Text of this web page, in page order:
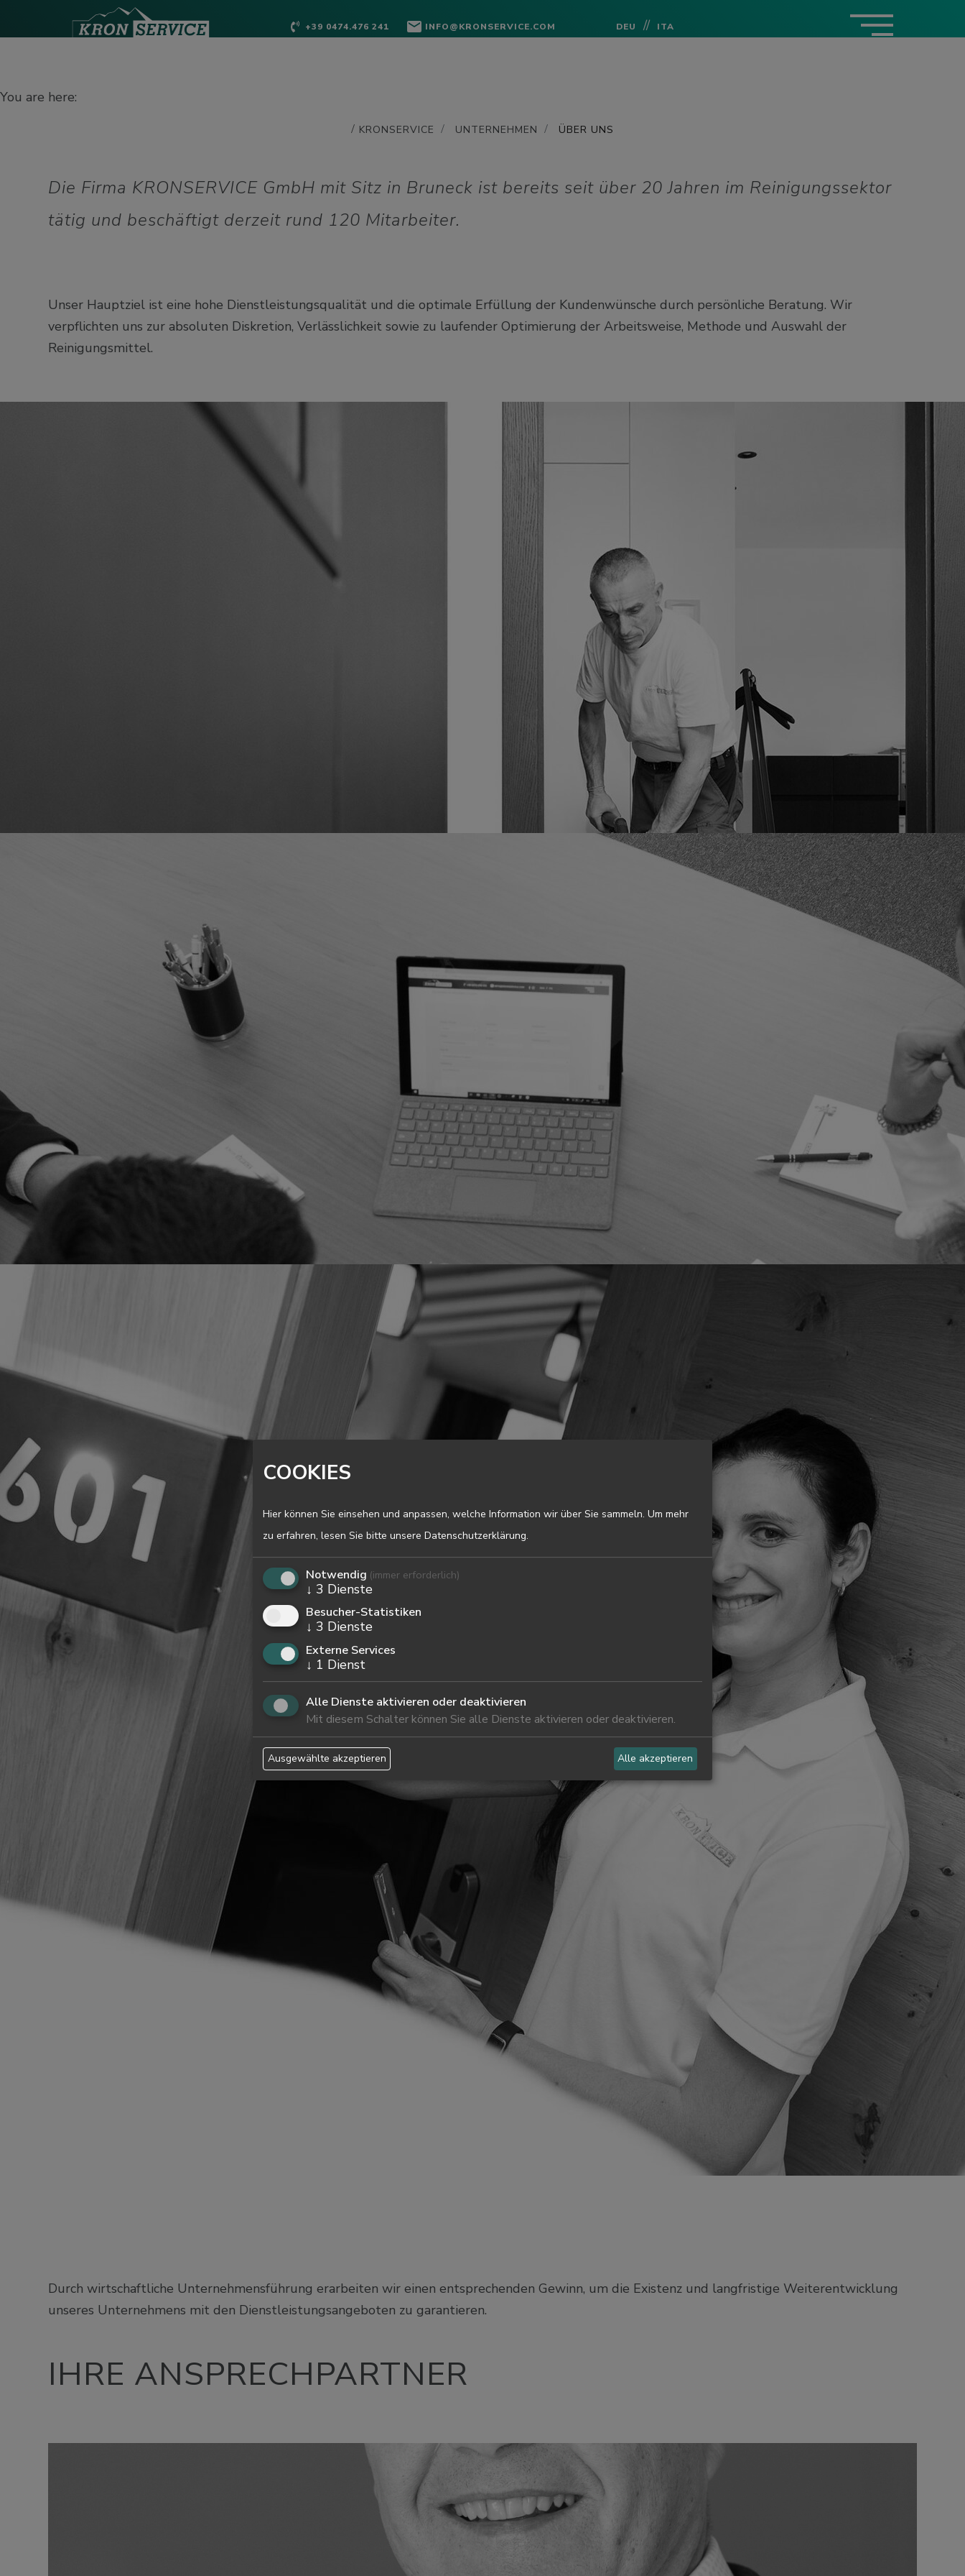
+39 0474.476 241 INFO@KRONSERVICE.COM DEU // ITA
You are here:
KRONSERVICE UNTERNEHMEN ÜBER UNS
Die Firma KRONSERVICE GmbH mit Sitz in Bruneck ist bereits seit über 20 Jahren im Reinigungssektor
tätig und beschäftigt derzeit rund 120 Mitarbeiter.
Unser Hauptziel ist eine hohe Dienstleistungsqualität und die optimale Erfüllung der Kundenwünsche durch persönliche Beratung. Wir
verpflichten uns zur absoluten Diskretion, Verlässlichkeit sowie zu laufender Optimierung der Arbeitsweise, Methode und Auswahl der
Reinigungsmittel.
Durch wirtschaftliche Unternehmensführung erarbeiten wir einen entsprechenden Gewinn, um die Existenz und langfristige Weiterentwicklung
unseres Unternehmens mit den Dienstleistungsangeboten zu garantieren.
IHRE ANSPRECHPARTNER
COOKIES
Hier können Sie einsehen und anpassen, welche Information wir über Sie sammeln. Um mehr
zu erfahren, lesen Sie bitte unsere Datenschutzerklärung.
Notwendig (immer erforderlich)
↓ 3 Dienste
Besucher-Statistiken
↓ 3 Dienste
Externe Services
↓ 1 Dienst
Alle Dienste aktivieren oder deaktivieren
Mit diesem Schalter können Sie alle Dienste aktivieren oder deaktivieren.
Ausgewählte akzeptieren Alle akzeptieren